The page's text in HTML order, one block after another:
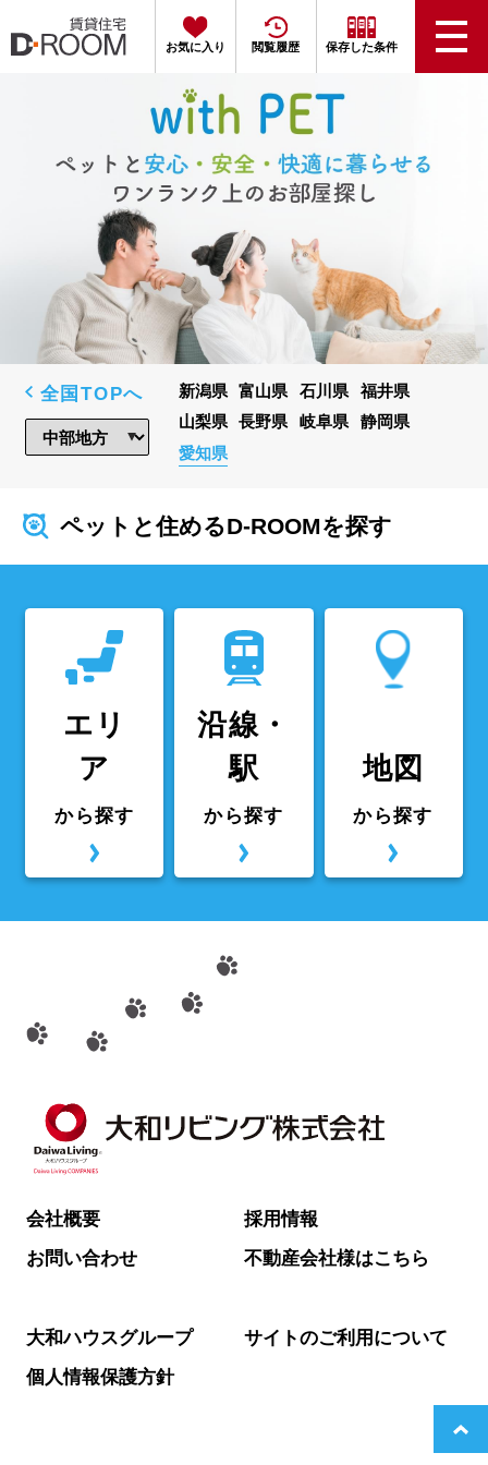
お気に入り 閲覧履歴 保存した条件
全国TOPへ 新潟県 富山県 石川県
福井県
山梨県
長野県 岐阜県
静岡県
愛知県
ペットと住めるD-ROOMを探す
エリ
ア
から探す
沿線・
駅
から探す
地図
から探す
会社概要
採用情報
お問い合わせ
不動産会社様はこちら
大和ハウスグループ
サイトのご利用について
個人情報保護方針